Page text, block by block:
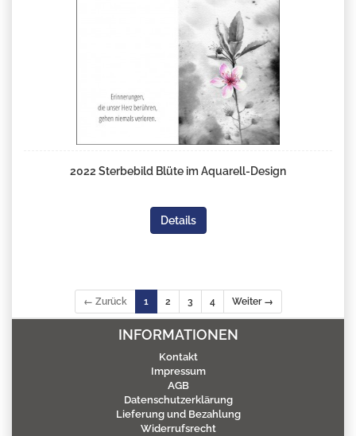
2022 Sterbebild Blüte im Aquarell-Design
Details
← Zurück 1 2 3 4 Weiter →
INFORMATIONEN
Kontakt
Impressum
AGB
Datenschutzerklärung
Lieferung und Bezahlung
Widerrufsrecht